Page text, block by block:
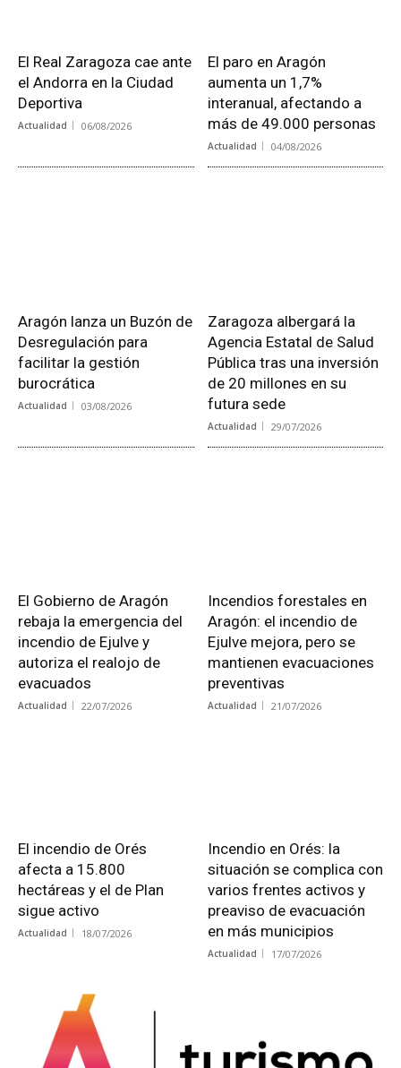
El Real Zaragoza cae ante
el Andorra en la Ciudad
Deportiva
Actualidad 06/08/2026
El paro en Aragón
aumenta un 1,7%
interanual, afectando a
más de 49.000 personas
Actualidad 04/08/2026
Aragón lanza un Buzón de
Desregulación para
facilitar la gestión
burocrática
Actualidad 03/08/2026
Zaragoza albergará la
Agencia Estatal de Salud
Pública tras una inversión
de 20 millones en su
futura sede
Actualidad 29/07/2026
El Gobierno de Aragón
rebaja la emergencia del
incendio de Ejulve y
autoriza el realojo de
evacuados
Actualidad 22/07/2026
Incendios forestales en
Aragón: el incendio de
Ejulve mejora, pero se
mantienen evacuaciones
preventivas
Actualidad 21/07/2026
El incendio de Orés
afecta a 15.800
hectáreas y el de Plan
sigue activo
Actualidad 18/07/2026
Incendio en Orés: la
situación se complica con
varios frentes activos y
preaviso de evacuación
en más municipios
Actualidad 17/07/2026